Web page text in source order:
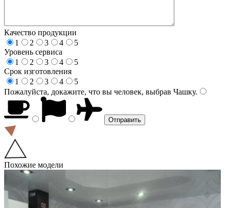
Качество продукции
1
2 3 4
5
Уровень сервиса
1
2 3 4
5
Срок изготовления
1
2 3 4
5
Пожалуйста, докажите, что вы человек, выбрав Чашку.
Похожие модели